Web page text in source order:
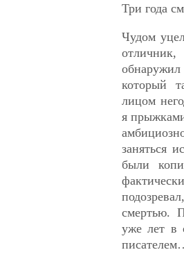
Три года
Чудом
обнаружил
который
лицом
я
заняться
были
смертью.
уже лет в